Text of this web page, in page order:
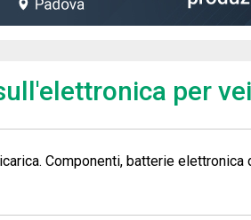
per
Componenti, batterie